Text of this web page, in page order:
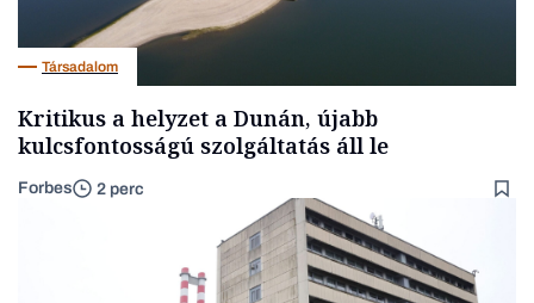
Társadalom
Kritikus a helyzet a Dunán, újabb
kulcsfontosságú szolgáltatás áll le
Forbes 2 perc